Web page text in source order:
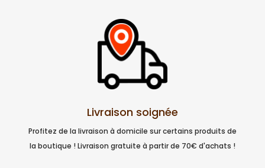
Livraison soignée
Profitez de la livraison à domicile sur certains produits de
la boutique ! Livraison gratuite à partir de 70€ d'achats !